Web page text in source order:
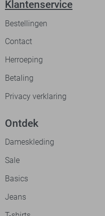
Klantenservice
Bestellingen
Contact
Herroeping
Betaling
Privacy verklaring
Ontdek
Dameskleding
Sale
Basics
Jeans